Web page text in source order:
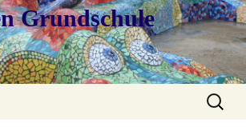
Grundschule
Suchen
nach: